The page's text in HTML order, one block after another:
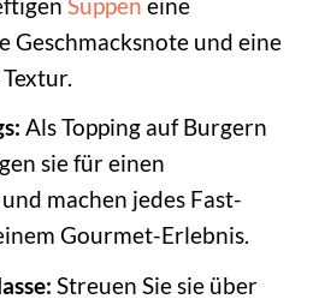
Geschmacksnote und eine
Als Topping auf Burgern
sie für einen
machen jedes Fast-
Gourmet-Erlebnis.
Streuen Sie sie über